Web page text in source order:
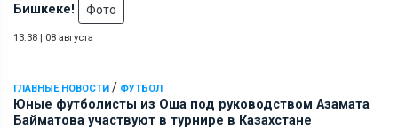
Бишкеке!
Фото
13:38 | 08 августа
ГЛАВНЫЕ НОВОСТИ / ФУТБОЛ
Юные футболисты из Оша под руководством Азамата
Байматова участвуют в турнире в Казахстане